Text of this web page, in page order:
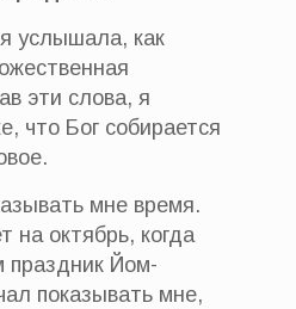
услышала, как
эти слова, я
что Бог собирается
мне время.
на октябрь, когда
праздник Йом-
показывать мне,